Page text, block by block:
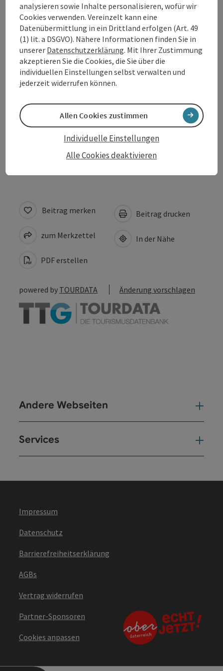
Kontakt
Öffnungszeiten
Anreise/Lage
Barrierefreiheit
Beitrag merken
zum Merkzettel
PDF erstellen
Beitrag drucken
In der Nähe
powered by TOURDATA Änderung vorschlagen
Andere Webseiten
Services
Impressum
Datenschutz
Barrierefreiheitserklärung
AGBs
Vertrag widerrufen
Partner-Sponsoren
Cookies anpassen
analysieren sowie Inhalte personalisieren, wofür wir
Cookies verwenden. Vereinzelt kann eine
Datenübermittlung in ein Drittland erfolgen (Art. 49
(1) lit. a DSGVO). Nähere Informationen finden Sie in
unserer Datenschutzerklärung. Mit Ihrer Zustimmung
akzeptieren Sie die Cookies, die Sie über die
individuellen Einstellungen selbst verwalten und
jederzeit widerrufen können.
Alle Cookies deaktivieren
Individuelle Einstellungen
Allen Cookies zustimmen